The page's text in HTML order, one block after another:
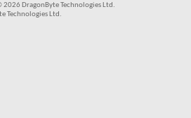
DragonByte Technologies Ltd.
Technologies Ltd.